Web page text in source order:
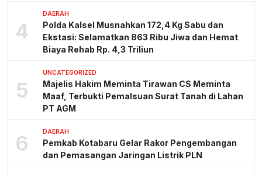
4
DAERAH
Polda Kalsel Musnahkan 172,4 Kg Sabu dan
Ekstasi: Selamatkan 863 Ribu Jiwa dan Hemat
Biaya Rehab Rp. 4,3 Triliun
5
UNCATEGORIZED
Majelis Hakim Meminta Tirawan CS Meminta
Maaf, Terbukti Pemalsuan Surat Tanah di Lahan
PT AGM
6 DAERAH
Pemkab Kotabaru Gelar Rakor Pengembangan
dan Pemasangan Jaringan Listrik PLN